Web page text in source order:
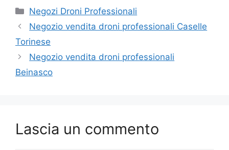
Categorie
Negozi Droni Professionali
Negozio vendita droni professionali Caselle
Torinese
Negozio vendita droni professionali
Beinasco
Lascia un commento